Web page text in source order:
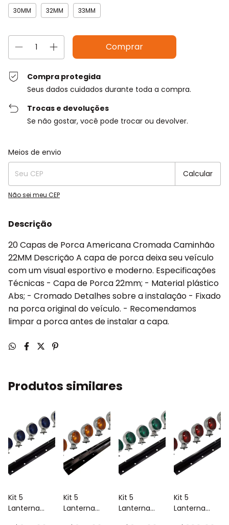
30MM 32MM 33MM
Compra protegida
Seus dados cuidados durante toda a compra.
Trocas e devoluções
Se não gostar, você pode trocar ou devolver.
Entregas para o CEP:
Meios de envio
Calcular
Não sei meu CEP
Descrição
20 Capas de Porca Americana Cromada Caminhão
22MM Descrição A capa de porca deixa seu veículo
com um visual esportivo e moderno. Especificações
Técnicas - Capa de Porca 22mm; - Material plástico
Abs; - Cromado Detalhes sobre a instalação - Fixado
na porca original do veículo. - Recomendamos
limpar a porca antes de instalar a capa.
Produtos similares
Kit 5
Lanterna
Kit 5
Lanterna
Kit 5
Lanterna
Kit 5
Lanterna